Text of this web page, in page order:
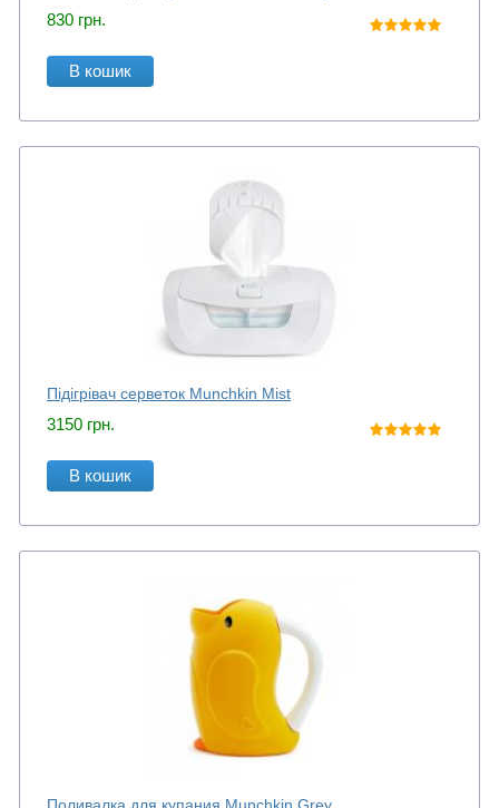
830 грн.
В кошик
Підігрівач серветок Munchkin Mist
3150 грн.
В кошик